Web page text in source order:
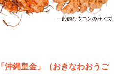
「沖縄皇金」（おきなわおうご